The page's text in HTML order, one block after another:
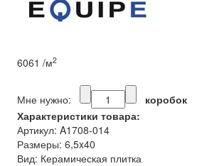
6061 /м2
Мне нужно: коробок
Характеристики товара:
Артикул: A1708-014
Размеры: 6,5x40
Вид: Керамическая плитка